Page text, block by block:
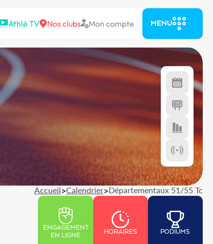
Athlé TV Nos clubs Mon compte MENU
Accueil>Calendrier>Départementaux 51/55 Tc
ENGAGEMENT
EN LIGNE
HORAIRES PODIUMS